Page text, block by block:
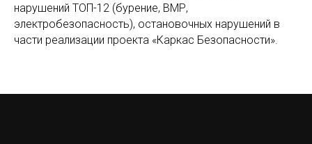
нарушений ТОП-12 (бурение, ВМР,
электробезопасность), остановочных нарушений в
части реализации проекта «Каркас Безопасности».